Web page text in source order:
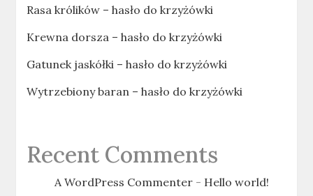
Rasa królików – hasło do krzyżówki
Krewna dorsza – hasło do krzyżówki
Gatunek jaskółki – hasło do krzyżówki
Wytrzebiony baran – hasło do krzyżówki
Recent Comments
A WordPress Commenter - Hello world!